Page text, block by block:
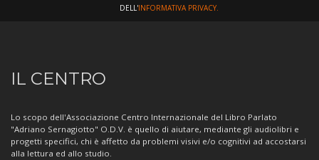
DELL'INFORMATIVA PRIVACY.
Informazioni
sul
Centro
IL CENTRO
Lo scopo dell'Associazione Centro Internazionale del Libro Parlato
"Adriano Sernagiotto" O.D.V. è quello di aiutare, mediante gli audiolibri e
progetti specifici, chi è affetto da problemi visivi e/o cognitivi ad accostarsi
alla lettura ed allo studio.